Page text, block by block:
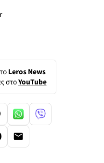
Leros News
στοYouTube